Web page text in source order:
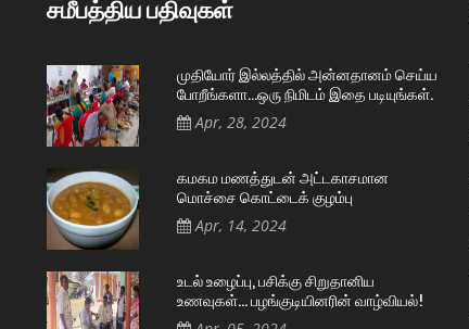
சமீபத்திய பதிவுகள்
முதியோர் இல்லத்தில் அன்னதானம் செய்ய
போறீங்களா…ஒரு நிமிடம் இதை படியுங்கள்.
Apr, 28, 2024
கமகம மணத்துடன் அட்டகாசமான
மொச்சை கொட்டைக் குழம்பு
Apr, 14, 2024
உடல் உழைப்பு, பசிக்கு சிறுதானிய
உணவுகள்… பழங்குடியினரின் வாழ்வியல்!